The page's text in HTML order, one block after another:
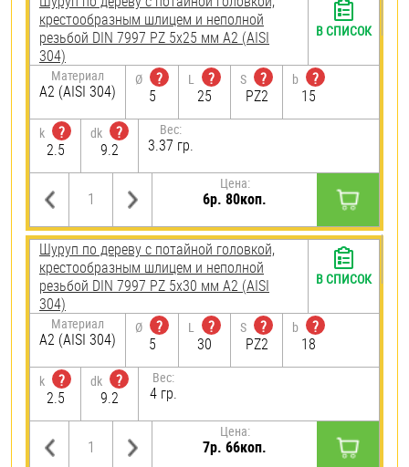
крестообразным шлицем и неполной
резьбой DIN 7997 PZ 5х25 мм А2 (AISI
304)
Материал
А2 (AISI 304)
Ø
?
5
L
?
25
S
?
PZ2
b
?
15
k
?
2.5
dk
?
9.2
Вес:
3.37 гр.
Цена:
6р. 80коп.
В СПИСОК
Шуруп по дереву с потайной головкой,
крестообразным шлицем и неполной
резьбой DIN 7997 PZ 5х30 мм А2 (AISI
304)
Материал
А2 (AISI 304)
Ø
?
5
L
?
30
S
?
PZ2
b
?
18
k
?
2.5
dk
?
9.2
Вес:
4 гр.
Цена:
7р. 66коп.
В СПИСОК